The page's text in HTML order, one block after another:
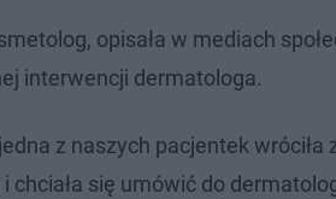
opisała w mediach
interwencji dermatologa.
z naszych pacjentek wróciła
chciała się umówić do